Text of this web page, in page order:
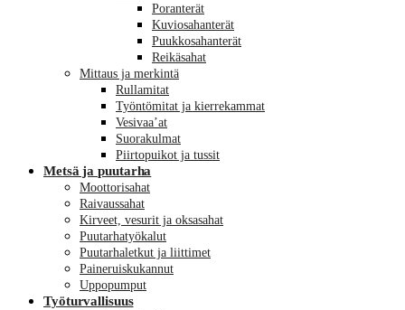
Poranterät
Kuviosahanterät
Puukkosahanterät
Reikäsahat
Mittaus ja merkintä
Rullamitat
Työntömitat ja kierrekammat
Vesivaa’at
Suorakulmat
Piirtopuikot ja tussit
Metsä ja puutarha
Moottorisahat
Raivaussahat
Kirveet, vesurit ja oksasahat
Puutarhatyökalut
Puutarhaletkut ja liittimet
Paineruiskukannut
Uppopumput
Työturvallisuus